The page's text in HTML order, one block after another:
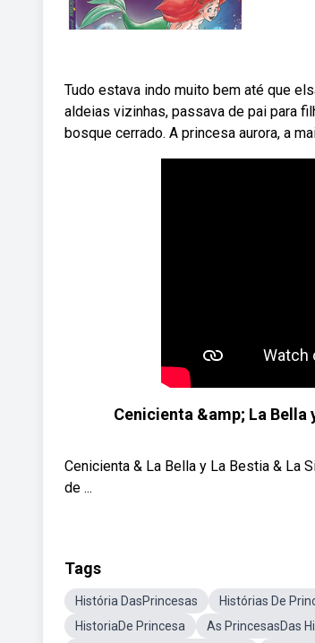
Tudo estava indo muito bem até que
aldeias vizinhas, passava de pai para
bosque cerrado. A princesa aurora, a
Cenicienta &amp; La Bella
Cenicienta & La Bella y La Bestia & La
de ...
Tags
História DasPrincesas Histórias De
HistoriaDe Princesa
As PrincesasDas